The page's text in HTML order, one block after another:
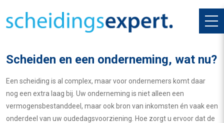
Scheiden en een onderneming, wat nu?
Een scheiding is al complex, maar voor ondernemers komt daar
nog een extra laag bij. Uw onderneming is niet alleen een
vermogensbestanddeel, maar ook bron van inkomsten én vaak een
onderdeel van uw oudedagsvoorziening. Hoe zorgt u ervoor dat de